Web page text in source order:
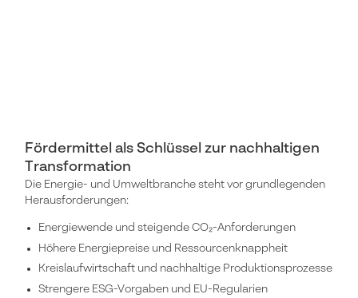
Fördermittel als Schlüssel zur nachhaltigen
Transformation
Die Energie- und Umweltbranche steht vor grundlegenden
Herausforderungen:
Energiewende und steigende CO₂-Anforderungen
Höhere Energiepreise und Ressourcenknappheit
Kreislaufwirtschaft und nachhaltige Produktionsprozesse
Strengere ESG-Vorgaben und EU-Regularien